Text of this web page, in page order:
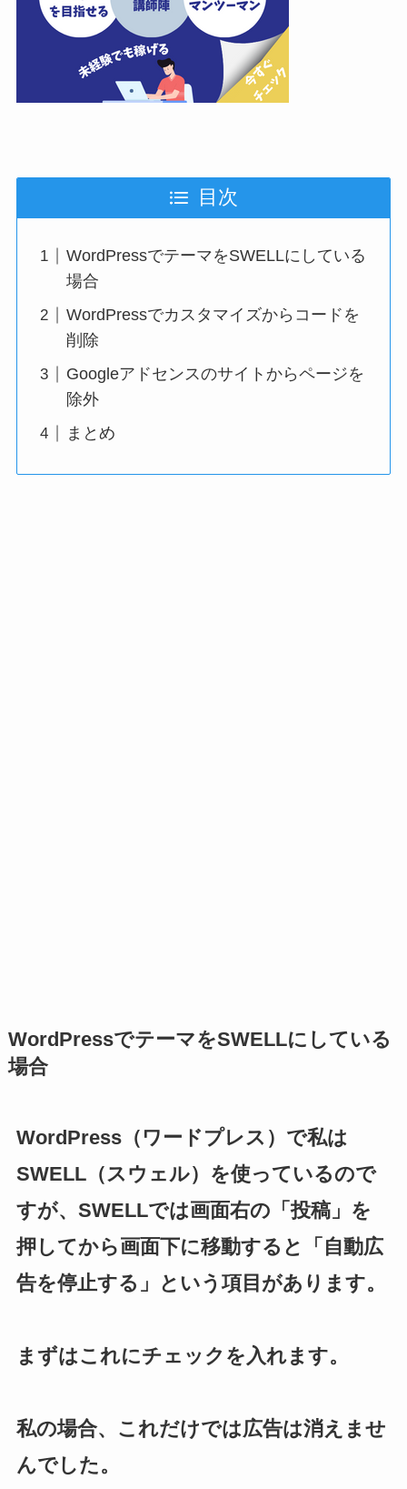
目次
WordPressでテーマをSWELLにしている
場合
WordPressでカスタマイズからコードを
削除
Googleアドセンスのサイトからページを
除外
まとめ
WordPressでテーマをSWELLにしている
場合
WordPress（ワードプレス）で私は
SWELL（スウェル）を使っているので
すが、SWELLでは画面右の「投稿」を
押してから画面下に移動すると「自動広
告を停止する」という項目があります。
まずはこれにチェックを入れます。
私の場合、これだけでは広告は消えませ
んでした。